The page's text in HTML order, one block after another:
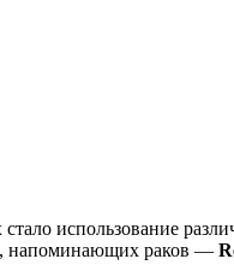
использование
напоминающих раков —